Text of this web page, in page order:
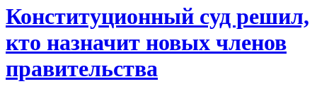
Конституционный суд решил,
кто назначит новых членов
правительства